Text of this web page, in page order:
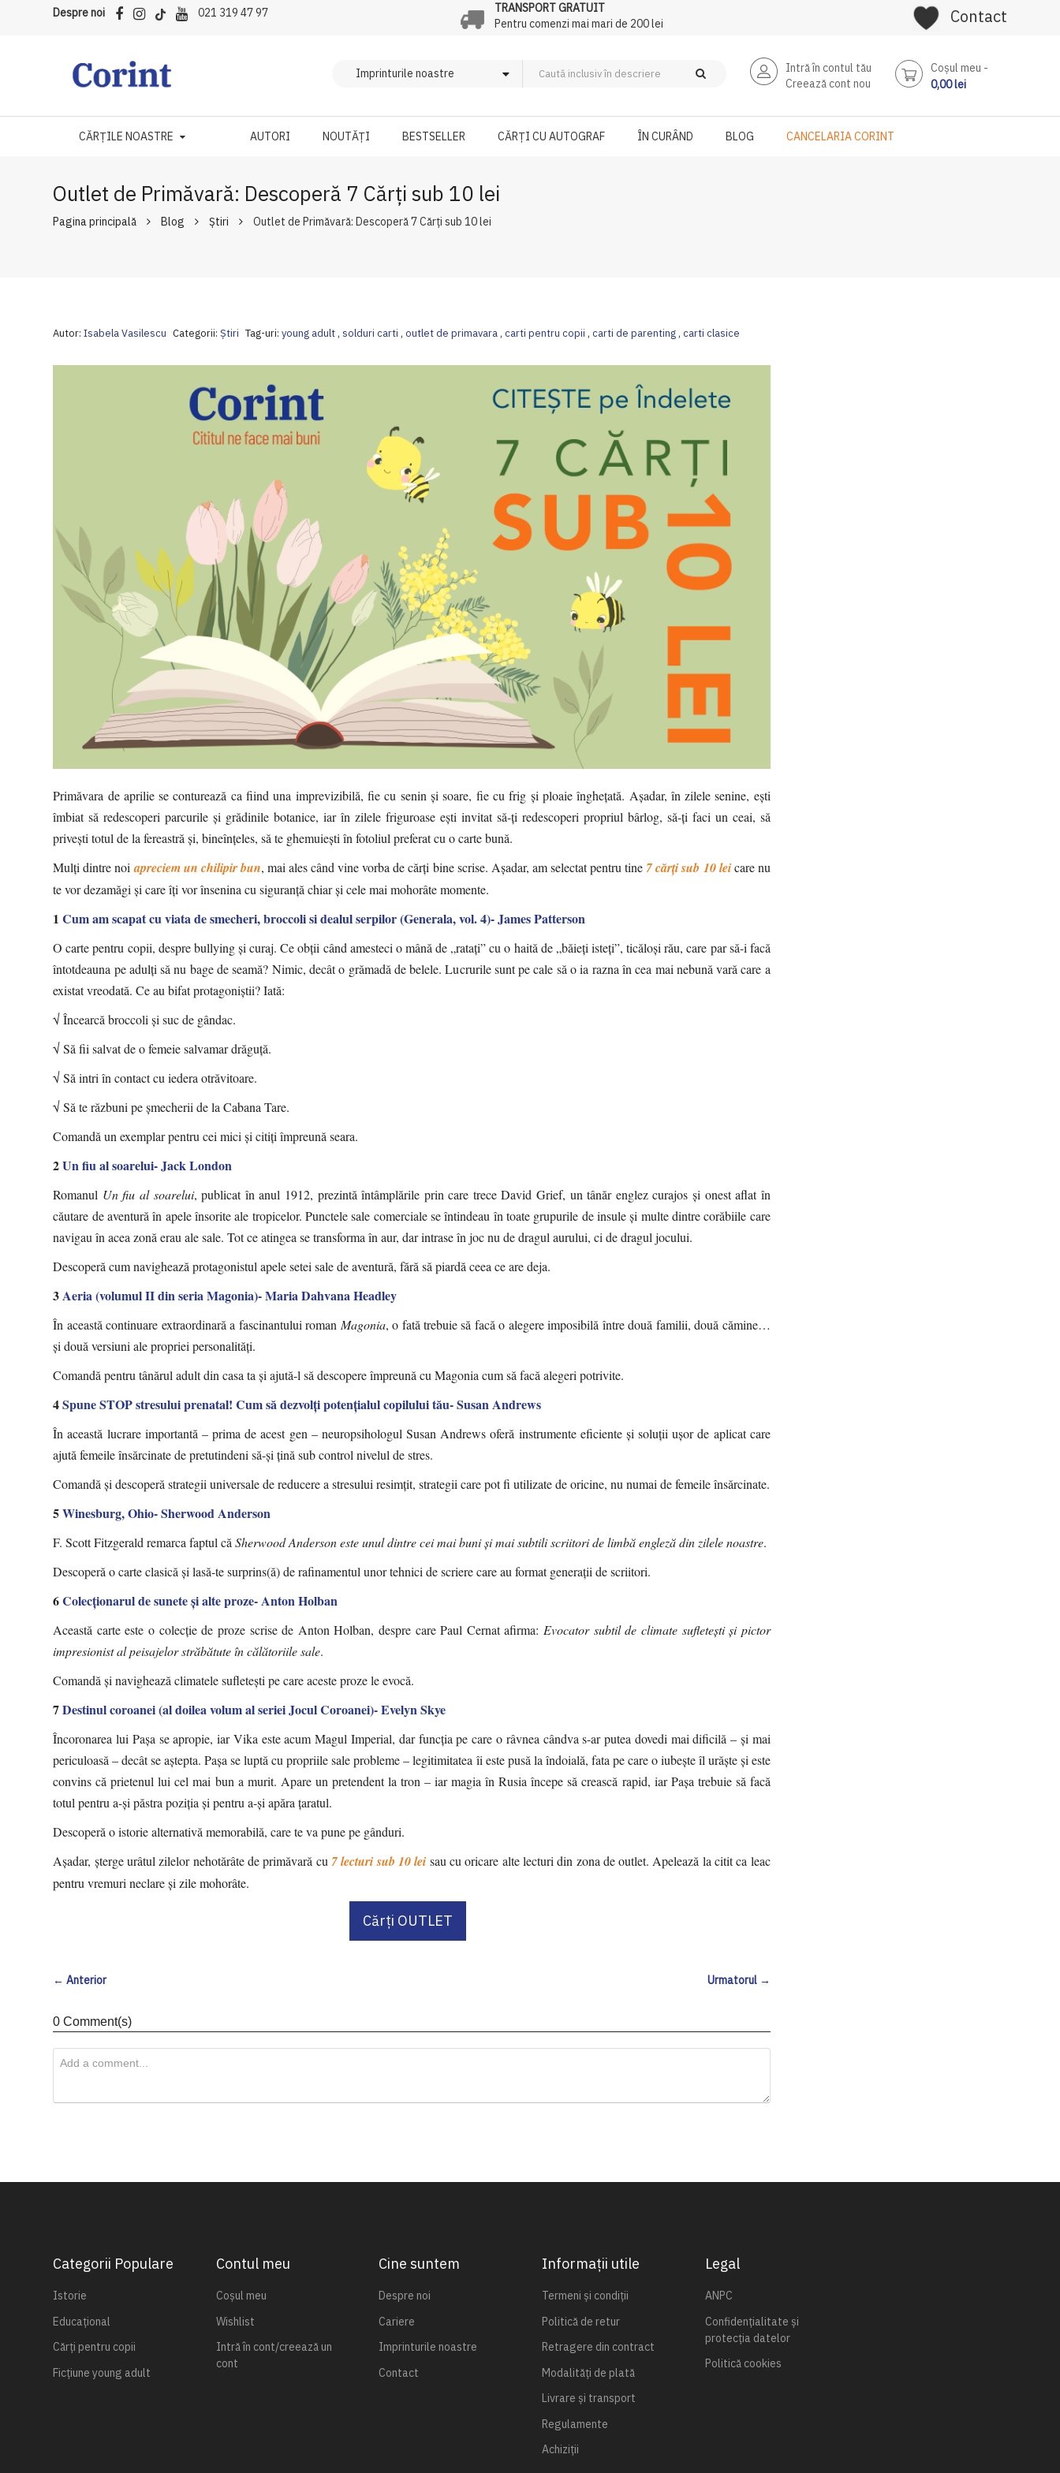
Despre noi 021 319 47 97
TRANSPORT GRATUIT
Pentru comenzi mai mari de 200 lei
Contact
Intră în contul tău
Creează cont nou
Coşul meu
0,00 lei
CĂRȚILE NOASTRE AUTORI NOUTĂȚI BESTSELLER CĂRȚI CU AUTOGRAF ÎN CURÂND BLOG CANCELARIA CORINT
Outlet de Primăvară: Descoperă 7 Cărți sub 10 lei
Pagina principală Blog Ştiri Outlet de Primăvară: Descoperă 7 Cărți sub 10 lei
Autor: Isabela Vasilescu Categorii: Ştiri Tag-uri: young adult,solduri carti,outlet de primavara,carti pentru copii,carti de parenting,carti clasice
Primăvara de aprilie se conturează ca fiind una imprevizibilă, fie cu senin și soare, fie cu frig și ploaie înghețată. Așadar, în zilele senine, ești
îmbiat să redescoperi parcurile și grădinile botanice, iar în zilele friguroase ești invitat să-ți redescoperi propriul bârlog, să-ți faci un ceai, să
privești totul de la fereastră și, bineînțeles, să te ghemuiești în fotoliul preferat cu o carte bună.
Mulți dintre noiapreciem un chilipir bun, mai ales când vine vorba de cărți bine scrise. Așadar, am selectat pentru tine 7 cărți sub 10 leicare nu
te vor dezamăgi și care îți vor însenina cu siguranță chiar și cele mai mohorâte momente.
1Cum am scapat cu viata de smecheri, broccoli si dealul serpilor (Generala, vol. 4)- James Patterson
O carte pentru copii, despre bullying și curaj. Ce obţii când amesteci o mână de „rataţi” cu o haită de „băieţi isteţi”, ticăloşi rău, care par să-i facă
întotdeauna pe adulţi să nu bage de seamă? Nimic, decât o grămadă de belele. Lucrurile sunt pe cale să o ia razna în cea mai nebună vară care a
existat vreodată. Ce au bifat protagoniștii? Iată:
√ Încearcă broccoli şi suc de gândac.
√ Să fii salvat de o femeie salvamar drăguţă.
√ Să intri în contact cu iedera otrăvitoare.
√ Să te răzbuni pe şmecherii de la Cabana Tare.
Comandă un exemplar pentru cei mici și citiți împreună seara.
2Un fiu al soarelui- Jack London
Romanul Un fiu al soarelui, publicat în anul 1912, prezintă întâmplările prin care trece David Grief, un tânăr englez curajos și onest aflat în
căutare de aventură în apele însorite ale tropicelor. Punctele sale comerciale se întindeau în toate grupurile de insule și multe dintre corăbiile care
navigau în acea zonă erau ale sale. Tot ce atingea se transforma în aur, dar intrase în joc nu de dragul aurului, ci de dragul jocului.
Descoperă cum navighează protagonistul apele setei sale de aventură, fără să piardă ceea ce are deja.
3Aeria (volumul II din seria Magonia)- Maria Dahvana Headley
În această continuare extraordinară a fascinantului roman Magonia, o fată trebuie să facă o alegere imposibilă între două familii, două cămine…
și două versiuni ale propriei personalități.
Comandă pentru tânărul adult din casa ta și ajută-l să descopere împreună cu Magonia cum să facă alegeri potrivite.
4Spune STOP stresului prenatal! Cum să dezvolţi potenţialul copilului tău- Susan Andrews
În această lucrare importantă – prima de acest gen – neuropsihologul Susan Andrews oferă instrumente eficiente și soluții ușor de aplicat care
ajută femeile însărcinate de pretutindeni să-și țină sub control nivelul de stres.
Comandă și descoperă strategii universale de reducere a stresului resimțit, strategii care pot fi utilizate de oricine, nu numai de femeile însărcinate.
5Winesburg, Ohio- Sherwood Anderson
F. Scott Fitzgerald remarca faptul căSherwood Anderson este unul dintre cei mai buni și mai subtili scriitori de limbă engleză din zilele noastre.
Descoperă o carte clasică și lasă-te surprins(ă) de rafinamentul unor tehnici de scriere care au format generații de scriitori.
6Colecţionarul de sunete şi alte proze- Anton Holban
Această carte este o colecție de proze scrise de Anton Holban, despre care Paul Cernat afirma: Evocator subtil de climate sufleteşti şi pictor
impresionist al peisajelor străbătute în călătoriile sale.
Comandă și navighează climatele sufletești pe care aceste proze le evocă.
7Destinul coroanei (al doilea volum al seriei Jocul Coroanei)- Evelyn Skye
Încoronarea lui Pașa se apropie, iar Vika este acum Magul Imperial, dar funcția pe care o râvnea cândva s-ar putea dovedi mai dificilă – și mai
periculoasă – decât se aștepta. Pașa se luptă cu propriile sale probleme – legitimitatea îi este pusă la îndoială, fata pe care o iubește îl urăște și este
convins că prietenul lui cel mai bun a murit. Apare un pretendent la tron – iar magia în Rusia începe să crească rapid, iar Pașa trebuie să facă
totul pentru a-și păstra poziția și pentru a-și apăra țaratul.
Descoperă o istorie alternativă memorabilă, care te va pune pe gânduri.
Așadar, șterge urâtul zilelor nehotărâte de primăvară cu 7 lecturi sub 10 lei sau cu oricare alte lecturi din zona de outlet. Apelează la citit ca leac
pentru vremuri neclare și zile mohorâte.
Cărți OUTLET
← Anterior Urmatorul →
0 Comment(s)
Categorii Populare
Istorie
Educațional
Cărți pentru copii
Ficțiune young adult
Contul meu
Coșul meu
Wishlist
Intră în cont/creează un
cont
Cine suntem
Despre noi
Cariere
Imprinturile noastre
Contact
Informații utile
Termeni și condiții
Politică de retur
Retragere din contract
Modalități de plată
Livrare și transport
Regulamente
Achiziții
Legal
ANPC
Confidențialitate și
protecția datelor
Politică cookies